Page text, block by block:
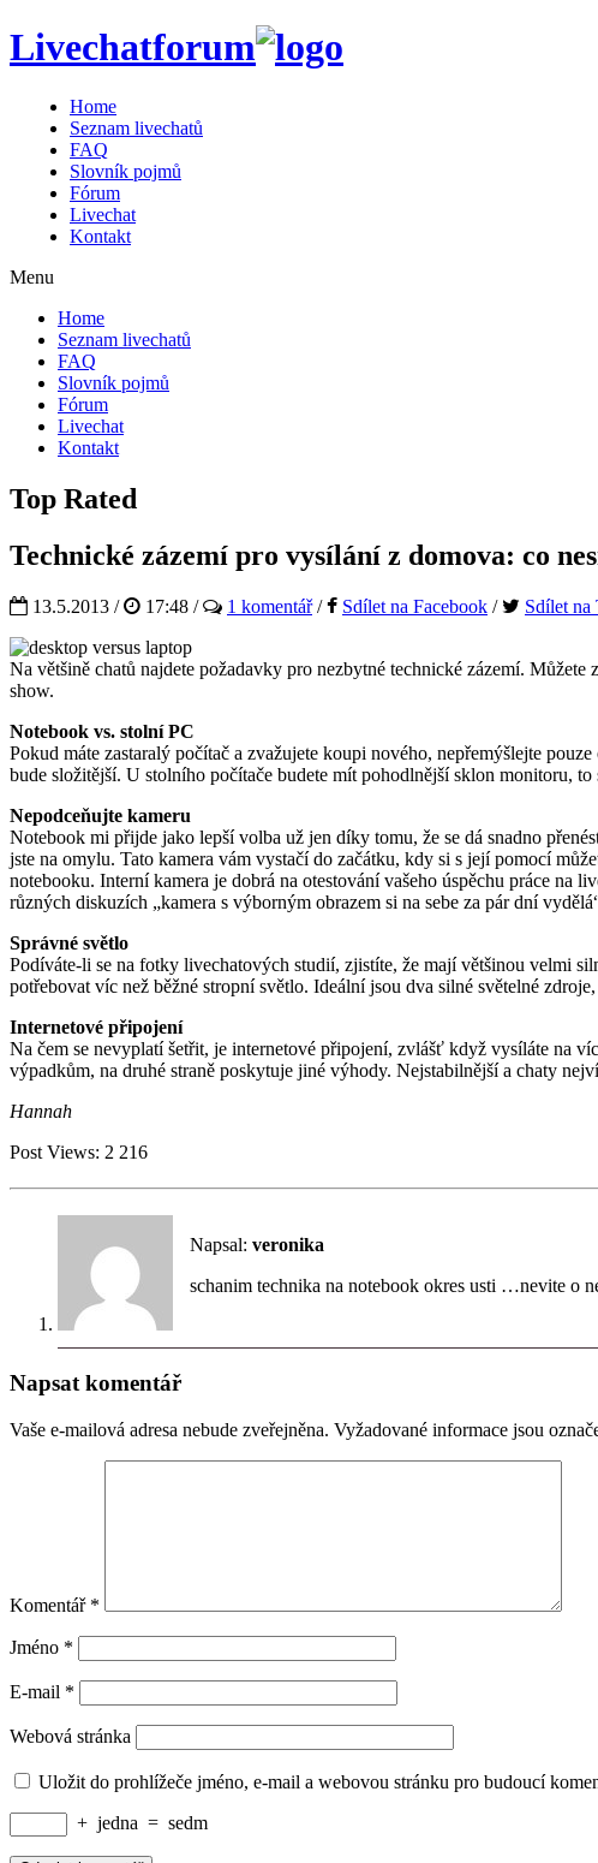
Livechatforum
Home
Seznam livechatů
FAQ
Slovník pojmů
Fórum
Livechat
Kontakt
Menu
Home
Seznam livechatů
FAQ
Slovník pojmů
Fórum
Livechat
Kontakt
Top Rated
Technické zázemí pro vysílání z domova: co
13.5.2013 / 17:48 / 1 komentář/ Sdílet na Facebook / Sdílet na
Na většině chatů najdete požadavky pro nezbytné technické zázemí.
show.
Notebook vs. stolní PC
Pokud máte zastaralý počítač a zvažujete koupi nového, nepřemýšlejte
bude složitější. U stolního počítače budete mít pohodlnější sklon monitoru,
Nepodceňujte kameru
Notebook mi přijde jako lepší volba už jen díky tomu, že se dá snadno
jste na omylu. Tato kamera vám vystačí do začátku, kdy si s její pomocí
notebooku. Interní kamera je dobrá na otestování vašeho úspěchu práce na
různých diskuzích „kamera s výborným obrazem si na sebe za pár dní
Správné světlo
Podíváte-li se na fotky livechatových studií, zjistíte, že mají většinou velmi
potřebovat víc než běžné stropní světlo. Ideální jsou dva silné světelné
Internetové připojení
Na čem se nevyplatí šetřit, je internetové připojení, zvlášť když vysíláte na
výpadkům, na druhé straně poskytuje jiné výhody. Nejstabilnější a chaty
Hannah
Post Views: 2 216
Napsal: veronika
schanim technika na notebook okres usti …nevite o
Napsat komentář
Vaše e-mailová adresa nebude zveřejněna. Vyžadované informace jsou
Komentář *
Jméno *
E-mail *
Webová stránka
Uložit do prohlížeče jméno, e-mail a webovou stránku pro budoucí
+ jedna = sedm